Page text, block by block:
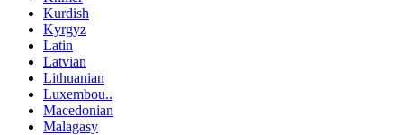
Kurdish
Kyrgyz
Latin
Latvian
Lithuanian
Luxembou..
Macedonian
Malagasy